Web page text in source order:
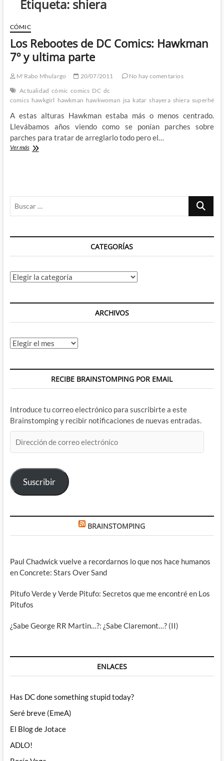
Etiqueta: shiera
CÓMIC
Los Rebootes de DC Comics: Hawkman
7º y ultima parte
M'Rabo Mhulargo 20/07/2011
No hay comentarios
Actualidad cómic comics DC dc
comics hawkgirl hawkman hawkwoman jsa katar shayera shiera
A estas alturas Hawkman estaba más o menos centrado.
Llevábamos años viendo como se ponían parches sobre
parches para tratar de arreglarlo todo pero el…
Ver másLos
y
ultima
Buscar
CATEGORÍAS
Categorías
ARCHIVOS
Archivos
RECIBE BRAINSTOMPING POR EMAIL
Introduce tu correo electrónico para suscribirte a este
Brainstomping y recibir notificaciones de nuevas entradas.
de
electrónico
Suscribir
BRAINSTOMPING
Paul Chadwick vuelve a recordarnos lo que nos hace humanos
en Concrete: Stars Over Sand
Pitufo Verde y Verde Pitufo: Secretos que me encontré en Los
Pitufos
¿Sabe George RR Martin…?: ¿Sabe Claremont…? (II)
ENLACES
Has DC done something stupid today?
Seré breve (EmeA)
El Blog de Jotace
ADLO!